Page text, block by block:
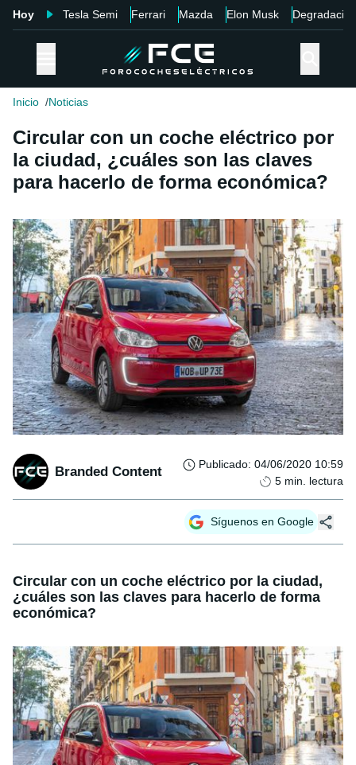
Hoy Tesla Semi Ferrari Mazda Elon Musk Degradación
Inicio Noticias
Circular con un coche eléctrico por
la ciudad, ¿cuáles son las claves
para hacerlo de forma económica?
Branded Content Publicado: 04/06/2020 10:59
5 min. lectura
Síguenos en Google
Circular con un coche eléctrico por la ciudad,
¿cuáles son las claves para hacerlo de forma
económica?